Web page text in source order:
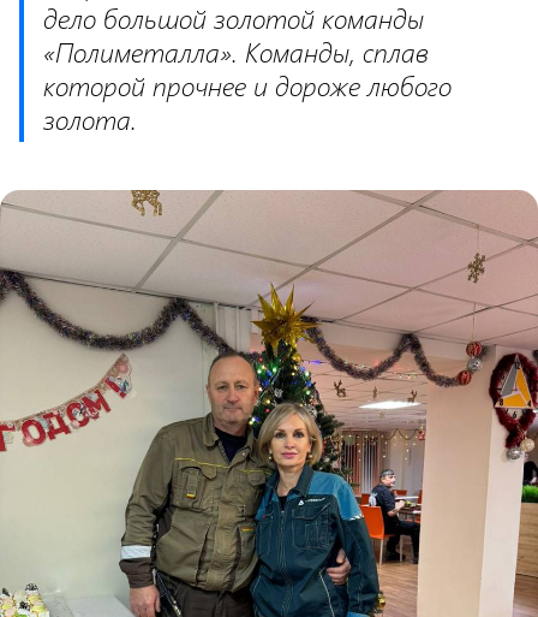
дело большой золотой команды
«Полиметалла». Команды, сплав
которой прочнее и дороже любого
золота.